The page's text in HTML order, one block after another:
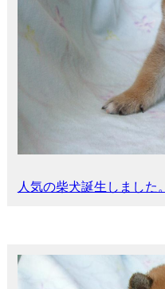
人気の柴犬誕生しました。